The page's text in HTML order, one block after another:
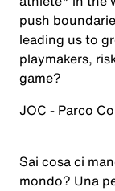
push
leading us to
playmakers,
game?
JOC - Parco
Sai cosa ci
mondo? Una